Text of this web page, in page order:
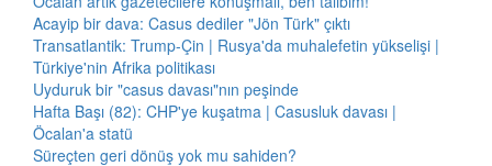
Acayip bir dava: Casus dediler "Jön Türk" çıktı
Transatlantik: Trump-Çin | Rusya'da muhalefetin yükselişi |
Türkiye'nin Afrika politikası
Uyduruk bir "casus davası"nın peşinde
Hafta Başı (82): CHP'ye kuşatma | Casusluk davası |
Öcalan'a statü
Süreçten geri dönüş yok mu sahiden?